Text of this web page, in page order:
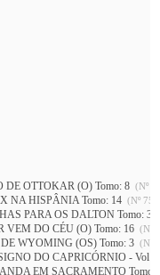
DE OTTOKAR (O) Tomo: 8 (Nº
NA HISPÂNIA Tomo: 14 (Nº
PARA OS DALTON Tomo: 31
VEM DO CÉU (O) Tomo: 16 (Nº
WYOMING (OS) Tomo: 3 (Nº
DO CAPRICÓRNIO - Vol 1
EM SACRAMENTO Tomo: